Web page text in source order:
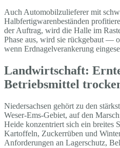
Auch Automobilzulieferer mit
Halbfertigwarenbeständen
der Auftrag, wird die Halle im
Phase aus, wird sie rückgebaut —
wenn Erdnagelverankerung
Landwirtschaft:
Betriebsmittel
Niedersachsen gehört zu den
Weser-Ems-Gebiet, auf den
Heide konzentriert sich ein breites
Kartoffeln, Zuckerrüben und
Anforderungen an Lagerschutz,